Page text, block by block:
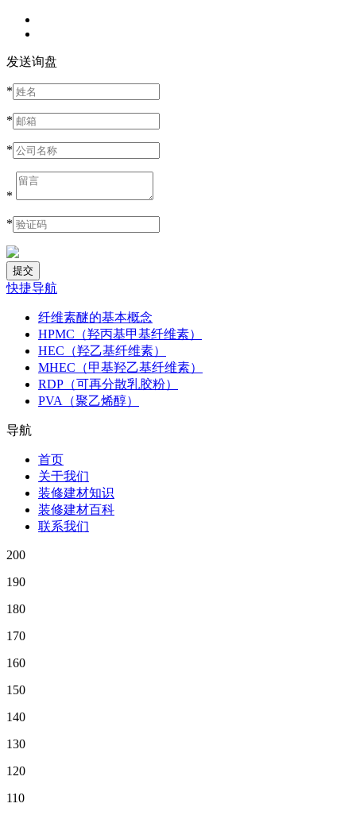
发送询盘
*
*
*
*
*
快捷导航
纤维素醚的基本概念
HPMC（羟丙基甲基纤维素）
HEC（羟乙基纤维素）
MHEC（甲基羟乙基纤维素）
RDP（可再分散乳胶粉）
PVA（聚乙烯醇）
导航
首页
关于我们
装修建材知识
装修建材百科
联系我们
200
190
180
170
160
150
140
130
120
110